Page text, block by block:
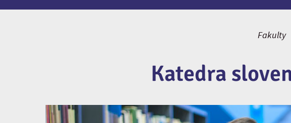
Fakulty
Katedra